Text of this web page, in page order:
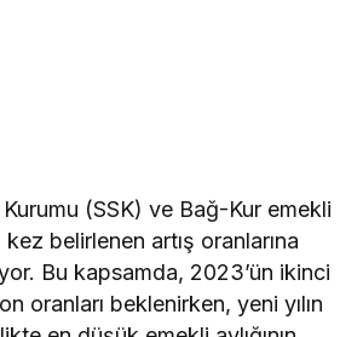
(SSK) ve Bağ-Kur emekli
kez belirlenen artış oranlarına
Bu kapsamda, 2023’ün ikinci
oranları beklenirken, yeni yılın